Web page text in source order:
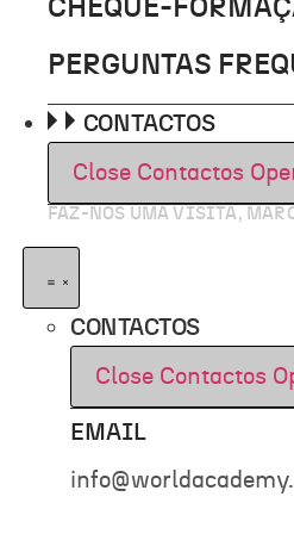
CHEQUE-
PERGUNTAS
CONTACTOS
Close Contactos
FAZ-NOS UMA VISITA,
CONTACTOS
Close Contactos
EMAIL